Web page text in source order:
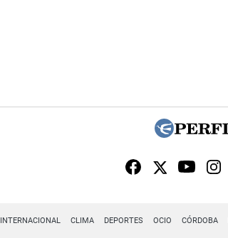
INTERNACIONAL CLIMA DEPORTES OCIO CÓRDOBA